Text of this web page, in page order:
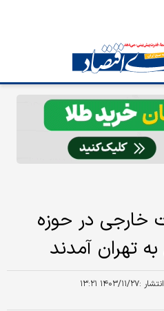
۵۰ شرکت خارجی در حوزه
تهران آمدند
:۱۴۰۳/۱۱/۲۷ ۱۳:۲۱